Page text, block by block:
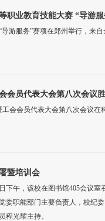
职业教育技能大赛 “导游
游服务”赛项在郑州举行，来
会员代表大会第八次会议
会会员代表大会第八次会议
暨培训会
下午，该校在图书馆405会议
委职能部门主要负责人，校纪
程光耀主持。